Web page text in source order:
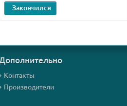
Закончился
Контакты
Производители